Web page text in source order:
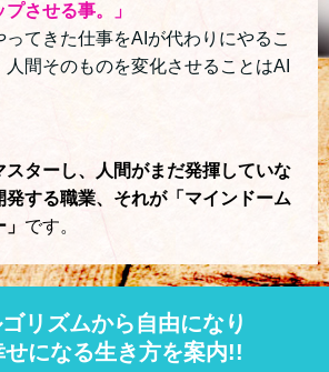
させる事。」
ってきた仕事をAIが代わりにやるこ
人間そのものを変化させることはAI
スターし、人間がまだ発揮していな
発する職業、それが「マインドーム
です。
リズムから自由になり
せになる生き方を案内!!